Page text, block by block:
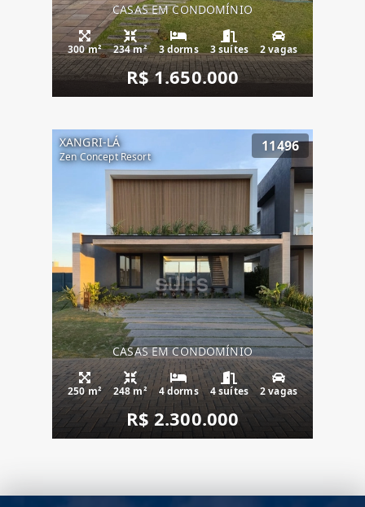
CASAS EM CONDOMÍNIO
300 m² 234 m² 3 dorms 3 suítes 2 vagas
R$ 1.650.000
XANGRI-LÁ
Zen Concept Resort
11496
CASAS EM CONDOMÍNIO
250 m² 248 m² 4 dorms 4 suítes 2 vagas
R$ 2.300.000